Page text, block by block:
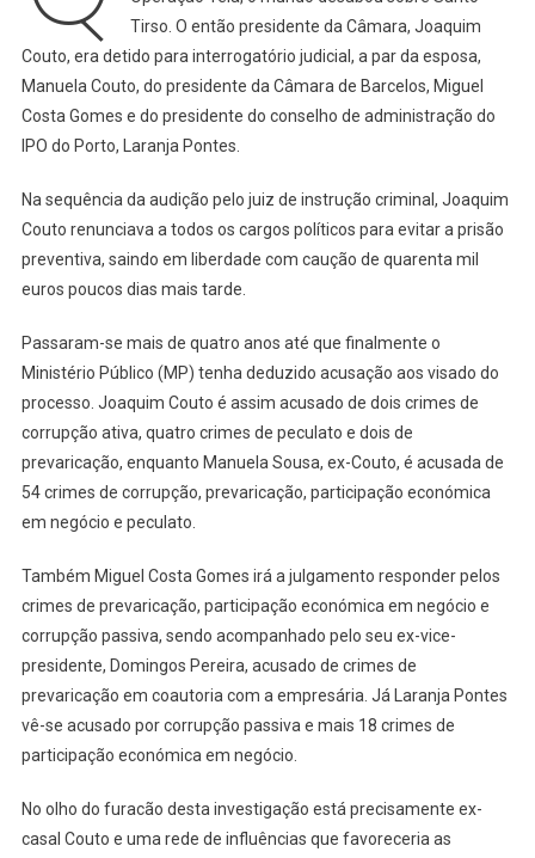
E
Tirso. O então presidente da Câmara, Joaquim
Couto, era detido para interrogatório judicial, a par da esposa,
Manuela Couto, do presidente da Câmara de Barcelos, Miguel
Costa Gomes e do presidente do conselho de administração do
IPO do Porto, Laranja Pontes.
Na sequência da audição pelo juiz de instrução criminal, Joaquim
Couto renunciava a todos os cargos políticos para evitar a prisão
preventiva, saindo em liberdade com caução de quarenta mil
euros poucos dias mais tarde.
Passaram-se mais de quatro anos até que finalmente o
Ministério Público (MP) tenha deduzido acusação aos visado do
processo. Joaquim Couto é assim acusado de dois crimes de
corrupção ativa, quatro crimes de peculato e dois de
prevaricação, enquanto Manuela Sousa, ex-Couto, é acusada de
54 crimes de corrupção, prevaricação, participação económica
em negócio e peculato.
Também Miguel Costa Gomes irá a julgamento responder pelos
crimes de prevaricação, participação económica em negócio e
corrupção passiva, sendo acompanhado pelo seu ex-vice-
presidente, Domingos Pereira, acusado de crimes de
prevaricação em coautoria com a empresária. Já Laranja Pontes
vê-se acusado por corrupção passiva e mais 18 crimes de
participação económica em negócio.
No olho do furacão desta investigação está precisamente ex-
casal Couto e uma rede de influências que favoreceria as